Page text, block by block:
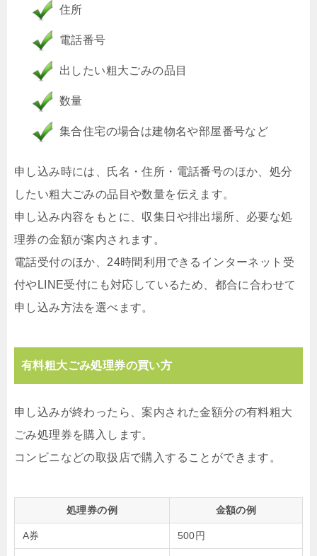
住所
電話番号
出したい粗大ごみの品目
数量
集合住宅の場合は建物名や部屋番号など
申し込み時には、氏名・住所・電話番号のほか、処分
したい粗大ごみの品目や数量を伝えます。
申し込み内容をもとに、収集日や排出場所、必要な処
理券の金額が案内されます。
電話受付のほか、24時間利用できるインターネット受
付やLINE受付にも対応しているため、都合に合わせて
申し込み方法を選べます。
有料粗大ごみ処理券の買い方
申し込みが終わったら、案内された金額分の有料粗大
ごみ処理券を購入します。
コンビニなどの取扱店で購入することができます。
処理券の例 金額の例
A券 500円